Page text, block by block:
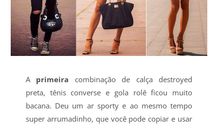
A primeira combinação de calça destroyed
preta, tênis converse e gola rolê ficou muito
bacana. Deu um ar sporty e ao mesmo tempo
super arrumadinho, que você pode copiar e usar